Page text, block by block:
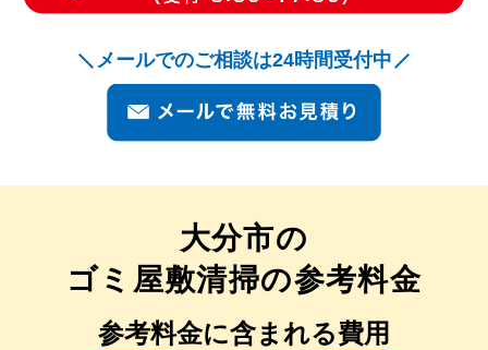
メールでのご相談は24時間受付中
大分市の
ゴミ屋敷清掃の参考料金
参考料金に含まれる費用